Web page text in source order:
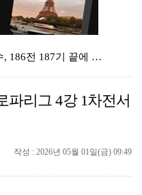
, 186전 187기 끝에 …
'이런 엿같은 사랑' 정해인, 츄리닝 비주얼도 완벽 "…
'결혼의 완성' 남궁민→이설, 굿바이 인사 "마지막까지…
파리그 4강 1차전서
작성 : 2026년 05월 01일(금) 09:49